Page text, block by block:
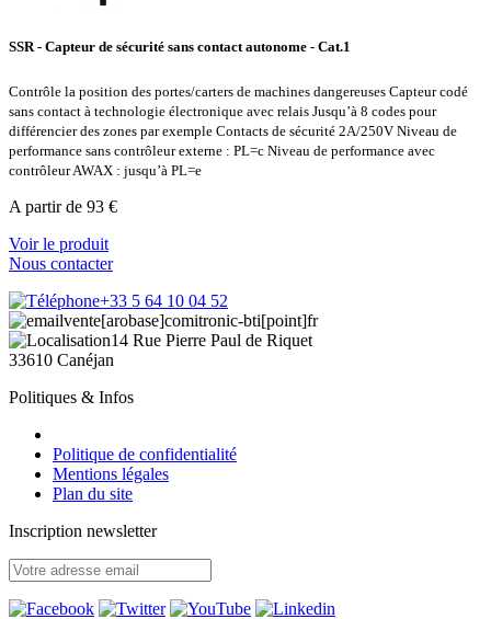
SSR - Capteur de sécurité sans contact autonome - Cat.1
Contrôle la position des portes/carters de machines dangereuses Capteur codé
sans contact à technologie électronique avec relais Jusqu’à 8 codes pour
différencier des zones par exemple Contacts de sécurité 2A/250V Niveau de
performance sans contrôleur externe : PL=c Niveau de performance avec
contrôleur AWAX : jusqu’à PL=e
A partir de 93 €
Voir le produit
Nous contacter
+33 5 64 10 04 52
vente[arobase]comitronic-bti[point]fr
14 Rue Pierre Paul de Riquet
33610 Canéjan
Politiques & Infos
Politique de confidentialité
Mentions légales
Plan du site
Inscription newsletter